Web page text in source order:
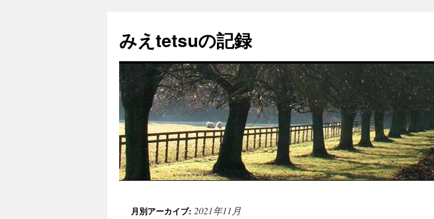
テ
ン
ス
キ
ッ
プ
みえtetsuの記録
月別アーカイブ: 2021年11月